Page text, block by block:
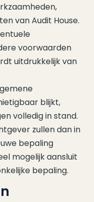
van Audit House.
voorwaarden
uitdrukkelijk van
blijkt,
volledig in stand.
zullen dan in
bepaling
mogelijk aansluit
bepaling.